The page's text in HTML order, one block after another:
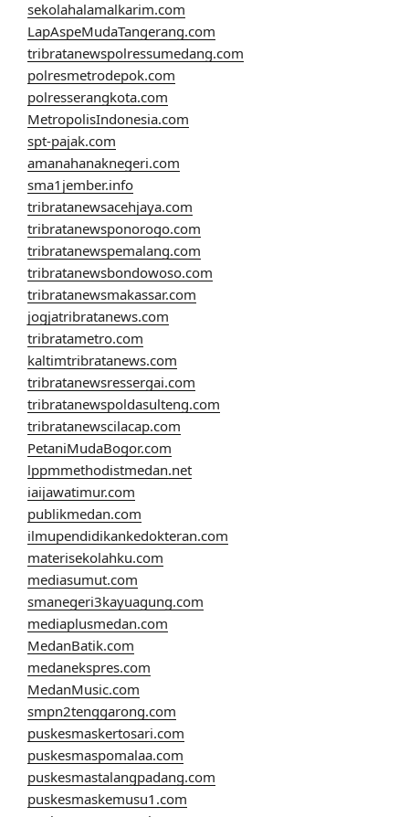
sekolahalamalkarim.com
LapAspeMudaTangerang.com
tribratanewspolressumedang.com
polresmetrodepok.com
polresserangkota.com
MetropolisIndonesia.com
spt-pajak.com
amanahanaknegeri.com
sma1jember.info
tribratanewsacehjaya.com
tribratanewsponorogo.com
tribratanewspemalang.com
tribratanewsbondowoso.com
tribratanewsmakassar.com
jogjatribratanews.com
tribratametro.com
kaltimtribratanews.com
tribratanewsressergai.com
tribratanewspoldasulteng.com
tribratanewscilacap.com
PetaniMudaBogor.com
lppmmethodistmedan.net
iaijawatimur.com
publikmedan.com
ilmupendidikankedokteran.com
materisekolahku.com
mediasumut.com
smanegeri3kayuagung.com
mediaplusmedan.com
MedanBatik.com
medanekspres.com
MedanMusic.com
smpn2tenggarong.com
puskesmaskertosari.com
puskesmaspomalaa.com
puskesmastalangpadang.com
puskesmaskemusu1.com